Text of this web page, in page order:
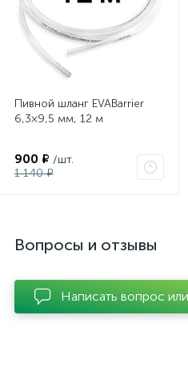
Пивной шланг EVABarrier
6,3×9,5 мм, 12 м
900 ₽ /шт.
1 140 ₽
Вопросы и отзывы
Написать вопрос